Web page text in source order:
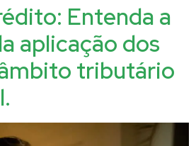
Entenda a
aplicação dos
tributário